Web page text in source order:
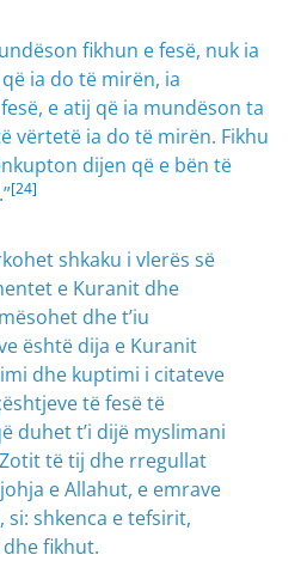
fikhun e fesë, nuk ia
ia do të mirën, ia
e atij që ia mundëson ta
vërtetë ia do të mirën. Fikhu
dijen që e bën të
[24]
shkaku i vlerës së
e Kuranit dhe
dhe t’iu
është dija e Kuranit
dhe kuptimi i citateve
të fesë të
duhet t’i dijë myslimani
të tij dhe rregullat
e Allahut, e emrave
si: shkenca e tefsirit,
fikhut.